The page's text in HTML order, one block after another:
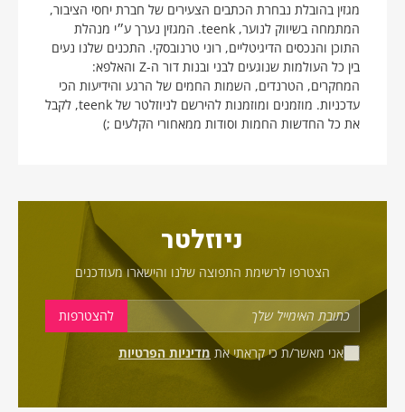
מגזין בהובלת נבחרת הכתבים הצעירים של חברת יחסי הציבור,
המתמחה בשיווק לנוער, teenk. המגזין נערך ע״י מנהלת
התוכן והנכסים הדיגיטליים, רוני טרנובסקי. התכנים שלנו נעים
בין כל העולמות שנוגעים לבני ובנות דור ה-Z והאלפא:
המחקרים, הטרנדים, השמות החמים של הרגע והידיעות הכי
עדכניות. מוזמנים ומוזמנות להירשם לניוזלטר של teenk, לקבל
את כל החדשות החמות וסודות ממאחורי הקלעים ;)
ניוזלטר
הצטרפו לרשימת התפוצה שלנו והישארו מעודכנים
אני מאשר/ת כי קראתי את מדיניות הפרטיות